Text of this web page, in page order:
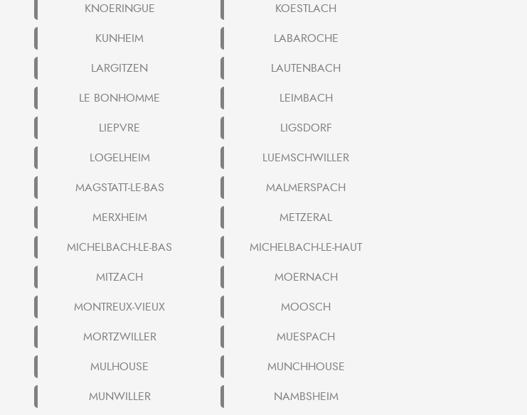
KNOERINGUE
KOESTLACH
KUNHEIM
LABAROCHE
LARGITZEN
LAUTENBACH
LE BONHOMME
LEIMBACH
LIEPVRE
LIGSDORF
LOGELHEIM
LUEMSCHWILLER
MAGSTATT-LE-BAS
MALMERSPACH
MERXHEIM
METZERAL
MICHELBACH-LE-BAS
MICHELBACH-LE-HAUT
MITZACH
MOERNACH
MONTREUX-VIEUX
MOOSCH
MORTZWILLER
MUESPACH
MULHOUSE
MUNCHHOUSE
MUNWILLER
NAMBSHEIM